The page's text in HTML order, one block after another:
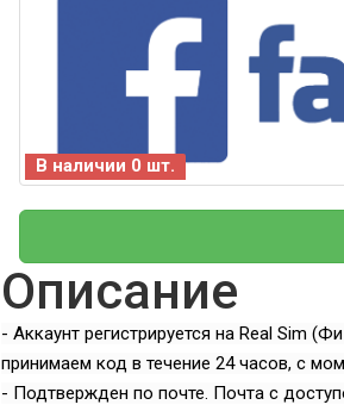
В наличии 0 шт.
Описание
- Аккаунт регистрируется на Real Sim
принимаем код в течение 24 часов, с
- Подтвержден по почте. Почта с